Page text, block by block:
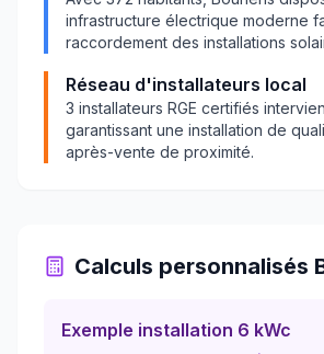
infrastructure électrique moderne
raccordement des installations
Réseau d'installateurs local
3 installateurs RGE certifiés
garantissant une installation de
après-vente de proximité.
Calculs personnalisés
Exemple installation 6 kWc